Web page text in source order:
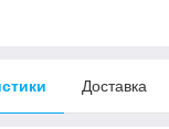
Доставка